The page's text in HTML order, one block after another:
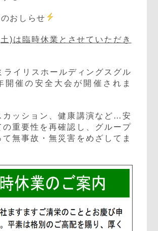
おしらせ
)は臨時休業とさせていただき
ライリスホールディングスグル
開催の安全大会が開催されま
カッション、健康講演など…安
の重要性を再確認し、グループ
無事故・無災害をめざしてま